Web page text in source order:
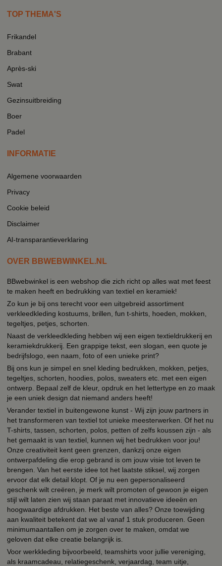
TOP THEMA'S
Frikandel
Brabant
Après-ski
Swat
Gezinsuitbreiding
Boer
Padel
INFORMATIE
Algemene voorwaarden
Privacy
Cookie beleid
Disclaimer
AI-transparantieverklaring
OVER BBWEBWINKEL.NL
BBwebwinkel is een webshop die zich richt op alles wat met feest
te maken heeft en bedrukking van textiel en keramiek!
Zo kun je bij ons terecht voor een uitgebreid assortiment
verkleedkleding kostuums, brillen, fun t-shirts, hoeden, mokken,
tegeltjes, petjes, schorten.
Naast de verkleedkleding hebben wij een eigen textieldrukkerij en
keramiekdrukkerij. Een grappige tekst, een slogan, een quote je
bedrijfslogo, een naam, foto of een unieke print?
Bij ons kun je simpel en snel kleding bedrukken, mokken, petjes,
tegeltjes, schorten, hoodies, polos, sweaters etc. met een eigen
ontwerp. Bepaal zelf de kleur, opdruk en het lettertype en zo maak
je een uniek design dat niemand anders heeft!
Verander textiel in buitengewone kunst - Wij zijn jouw partners in
het transformeren van textiel tot unieke meesterwerken. Of het nu
T-shirts, tassen, schorten, polos, petten of zelfs koussen zijn - als
het gemaakt is van textiel, kunnen wij het bedrukken voor jou!
Onze creativiteit kent geen grenzen, dankzij onze eigen
ontwerpafdeling die erop gebrand is om jouw visie tot leven te
brengen. Van het eerste idee tot het laatste stiksel, wij zorgen
ervoor dat elk detail klopt. Of je nu een gepersonaliseerd
geschenk wilt creëren, je merk wilt promoten of gewoon je eigen
stijl wilt laten zien wij staan paraat met innovatieve ideeën en
hoogwaardige afdrukken. Het beste van alles? Onze toewijding
aan kwaliteit betekent dat we al vanaf 1 stuk produceren. Geen
minimumaantallen om je zorgen over te maken, omdat we
geloven dat elke creatie belangrijk is.
Voor werkkleding bijvoorbeeld, teamshirts voor jullie vereniging,
als kraamcadeau, relatiegeschenk, verjaardag, team uitje,